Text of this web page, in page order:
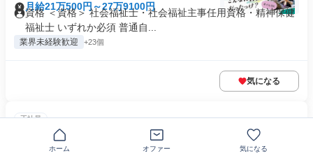
月給21万500円～27万9100円
資格 ＜資格＞ 社会福祉士・社会福祉主事任用資格・精神保健
福祉士 いずれか必須 普通自...
業界未経験歓迎 +23個
気になる
正社員
訪問入浴オペレーター
アースサポート株式会社
ホーム オファー 気になる